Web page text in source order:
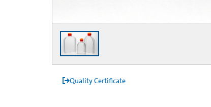
Quality Certificate